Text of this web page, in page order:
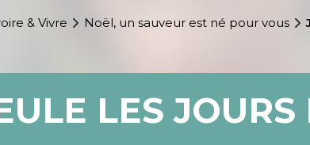
& Vivre Noël, un sauveur est né pour vous
LES